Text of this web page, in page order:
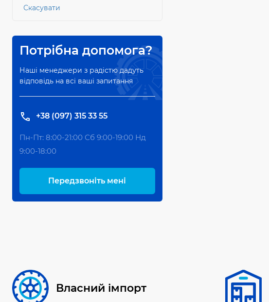
Скасувати
Потрібна допомога?
Наші менеджери з радістю дадуть
відповідь на всі ваші запитання
+38 (097) 315 33 55
Пн-Пт: 8:00-21:00 Сб 9:00-19:00 Нд
9:00-18:00
Передзвоніть мені
Власний імпорт